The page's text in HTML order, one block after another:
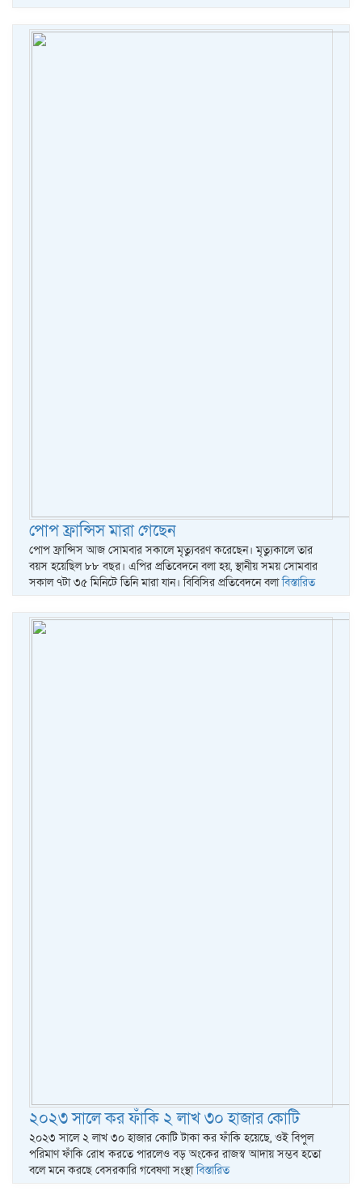
পোপ ফ্রান্সিস মারা গেছেন
পোপ ফ্রান্সিস আজ সোমবার সকালে মৃত্যুবরণ করেছেন। মৃত্যুকালে তার
বয়স হয়েছিল ৮৮ বছর। এপির প্রতিবেদনে বলা হয়, স্থানীয় সময় সোমবার
সকাল ৭টা ৩৫ মিনিটে তিনি মারা যান। বিবিসির প্রতিবেদনে বলাবিস্তারিত
২০২৩ সালে কর ফাঁকি ২ লাখ ৩০ হাজার কোটি
২০২৩ সালে ২ লাখ ৩০ হাজার কোটি টাকা কর ফাঁকি হয়েছে, ওই বিপুল
পরিমাণ ফাঁকি রোধ করতে পারলেও বড় অংকের রাজস্ব আদায় সম্ভব হতো
বলে মনে করছে বেসরকারি গবেষণা সংস্থাবিস্তারিত